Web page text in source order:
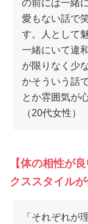
の前には一緒
愛もない話で
す。人として
一緒にいて違
が限りなく少
かそういう話
とか雰囲気が
（20代女性）
【体の相性が
クススタイルが
「それぞれが